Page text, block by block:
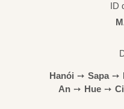
ID
Hanói ➙ Sapa ➙
An ➙ Hue ➙